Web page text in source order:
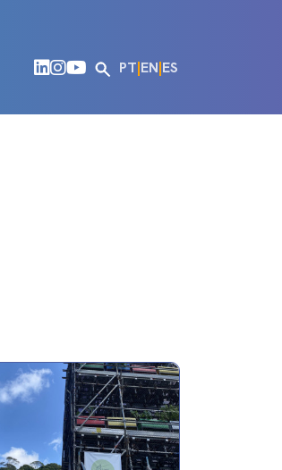
PT|EN|ES